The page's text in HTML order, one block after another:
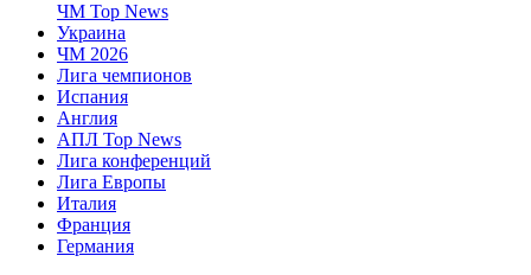
ЧМ Top News
Украина
ЧМ 2026
Лига чемпионов
Испания
Англия
АПЛ Top News
Лига конференций
Лига Европы
Италия
Франция
Германия